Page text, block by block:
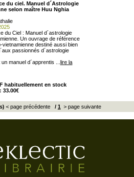
du ciel. Manuel d´Astrologie
selon maître Huu Nghia
du Ciel : Manuel d´astrologie
Un ouvrage de référence
vietnamienne destiné aussi bien
passionnés d´astrologie
manuel d´apprentis ... lire la
habituellement en stock
33.00€
< page précédente / 1 > page suivante